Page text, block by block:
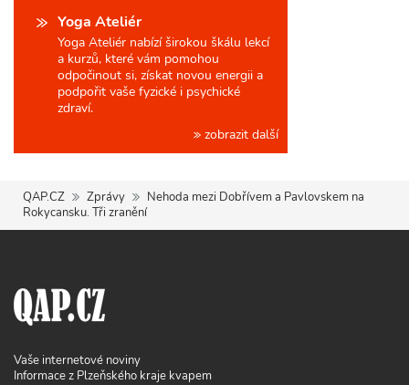
Yoga Ateliér
Yoga Ateliér nabízí širokou škálu lekcí
a kurzů, které vám pomohou
odpočinout si, získat novou energii a
podpořit vaše fyzické i psychické
zdraví.
zobrazit další
QAP.CZ Zprávy
Nehoda mezi Dobřívem a Pavlovskem na
Rokycansku. Tři zranění
Vaše internetové noviny
Informace z Plzeňského kraje kvapem